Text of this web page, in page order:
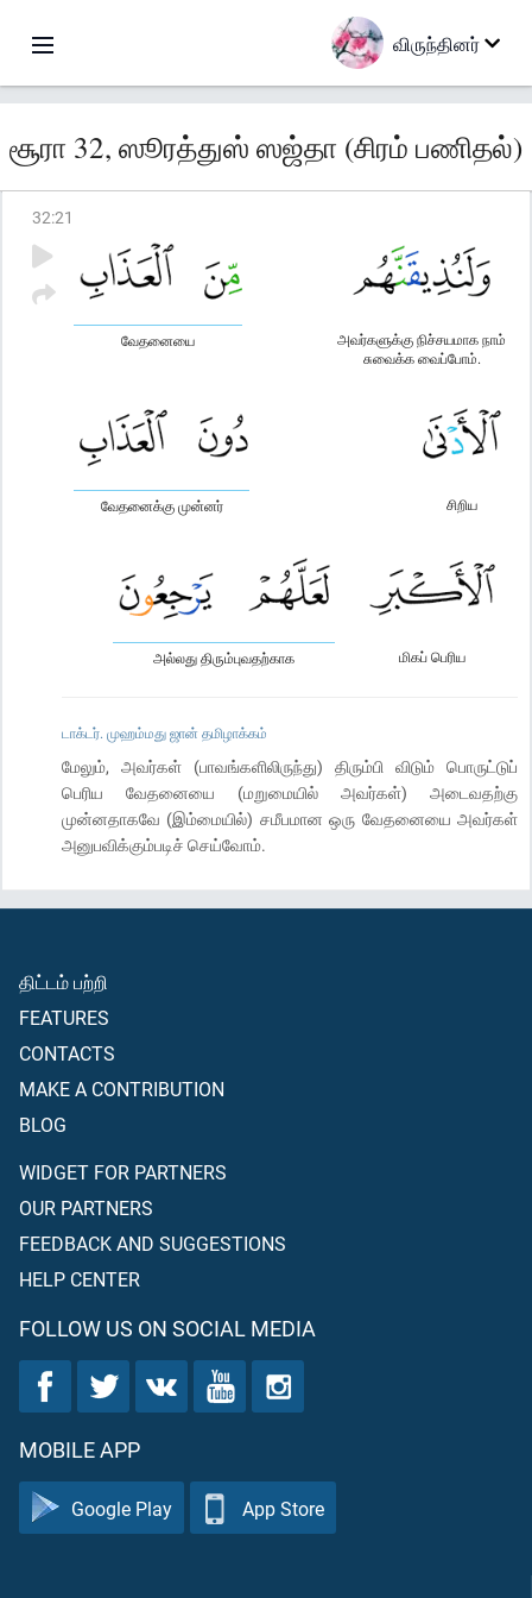
விருந்தினர்
சூரா 32, ஸூரத்துஸ் ஸஜ்தா (சிரம் பணிதல்)
32:21
அவர்களுக்கு நிச்சயமாக நாம்
சுவைக்க வைப்போம்.
வேதனையை
சிறிய
வேதனைக்கு முன்னர்
மிகப் பெரிய
அல்லது திரும்புவதற்காக
டாக்டர். முஹம்மது ஜான் தமிழாக்கம்
மேலும், அவர்கள் (பாவங்களிலிருந்து) திரும்பி விடும் பொருட்டுப்
பெரிய வேதனையை (மறுமையில் அவர்கள்) அடைவதற்கு
முன்னதாகவே (இம்மையில்) சமீபமான ஒரு வேதனையை அவர்கள்
அனுபவிக்கும்படிச் செய்வோம்.
திட்டம் பற்றி
FEATURES
CONTACTS
MAKE A CONTRIBUTION
BLOG
WIDGET FOR PARTNERS
OUR PARTNERS
FEEDBACK AND SUGGESTIONS
HELP CENTER
FOLLOW US ON SOCIAL MEDIA
MOBILE APP
Google Play App Store